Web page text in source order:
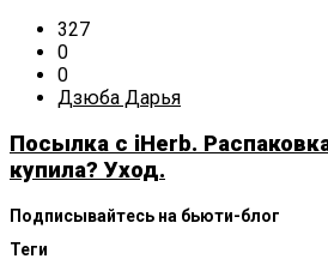
327
0
0
Дзюба Дарья
Посылка с iHerb.
купила? Уход.
Подписывайтесь на бьюти-блог
Теги